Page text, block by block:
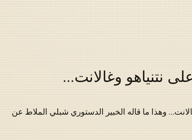
نتنياهو وغالانت...
وهذا ما قاله الخبير الدستوري شبلي الملاط عن